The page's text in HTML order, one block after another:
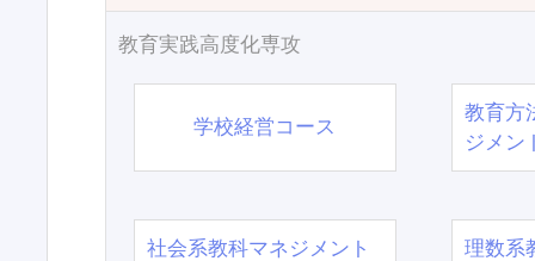
教育実践高度化専攻
学校経営コース
教育方
ジメン
社会系教科マネジメント
理数系